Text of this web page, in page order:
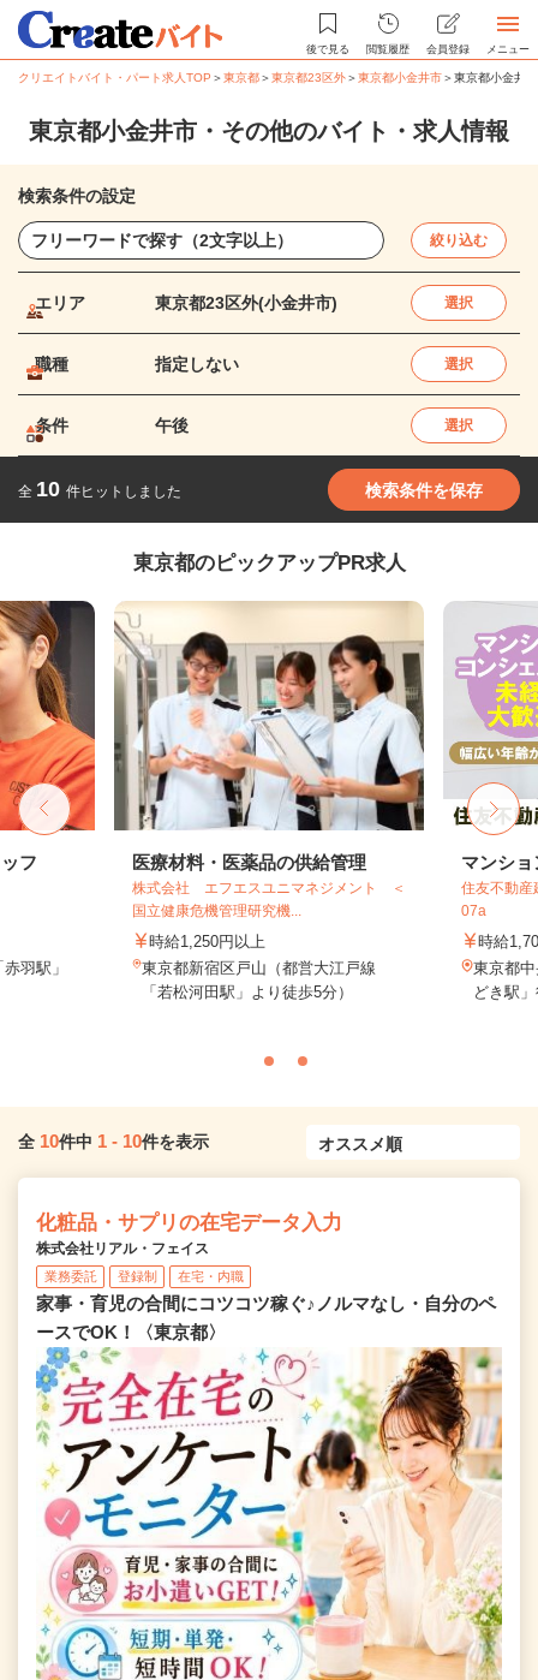
後で見る 閲覧履歴 会員登録 メニュー
クリエイトバイト・パート求人TOP ＞東京都＞東京都23区外＞東京都小金井市＞東京都小金井
東京都小金井市・その他のバイト・求人情報
検索条件の設定
絞り込む
エリア 東京都23区外(小金井市) 選択
職種 指定しない 選択
条件 午後 選択
全 10 件ヒットしました 検索条件を保存
東京都のピックアップPR求人
フ
羽駅」
医療材料・医薬品の供給管理
株式会社 エフエスユニマネジメント ＜
国立健康危機管理研究機...
時給1,250円以上
東京都新宿区戸山（都営大江戸線
「若松河田駅」より徒歩5分）
マンシ
住友不動産
07a
時給
東京都
どき駅
全 10件中 1 - 10件を表示
化粧品・サプリの在宅データ入力
株式会社リアル・フェイス
業務委託 登録制 在宅・内職
家事・育児の合間にコツコツ稼ぐ♪ノルマなし・自分のペ
ースでOK！〈東京都〉